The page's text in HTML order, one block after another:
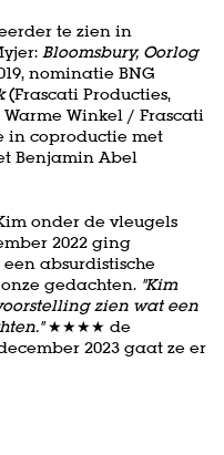
te zien in
Bloomsbury, Oorlog
nominatie BNG
(Frascati Producties,
Warme Winkel / Frascati
in coproductie met
Benjamin Abel
onder de vleugels
2022 ging
absurdistische
gedachten. ''Kim
zien wat een
★★★★ de
2023 gaat ze er